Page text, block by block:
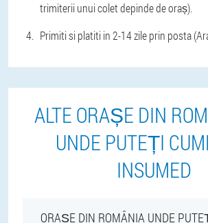
trimiterii unui colet depinde de oraș).
Primiti si platiti in 2-14 zile prin posta
ALTE ORAȘE DIN
UNDE PUTEȚI
INSUMED
ORAȘE DIN ROMÂNIA UNDE